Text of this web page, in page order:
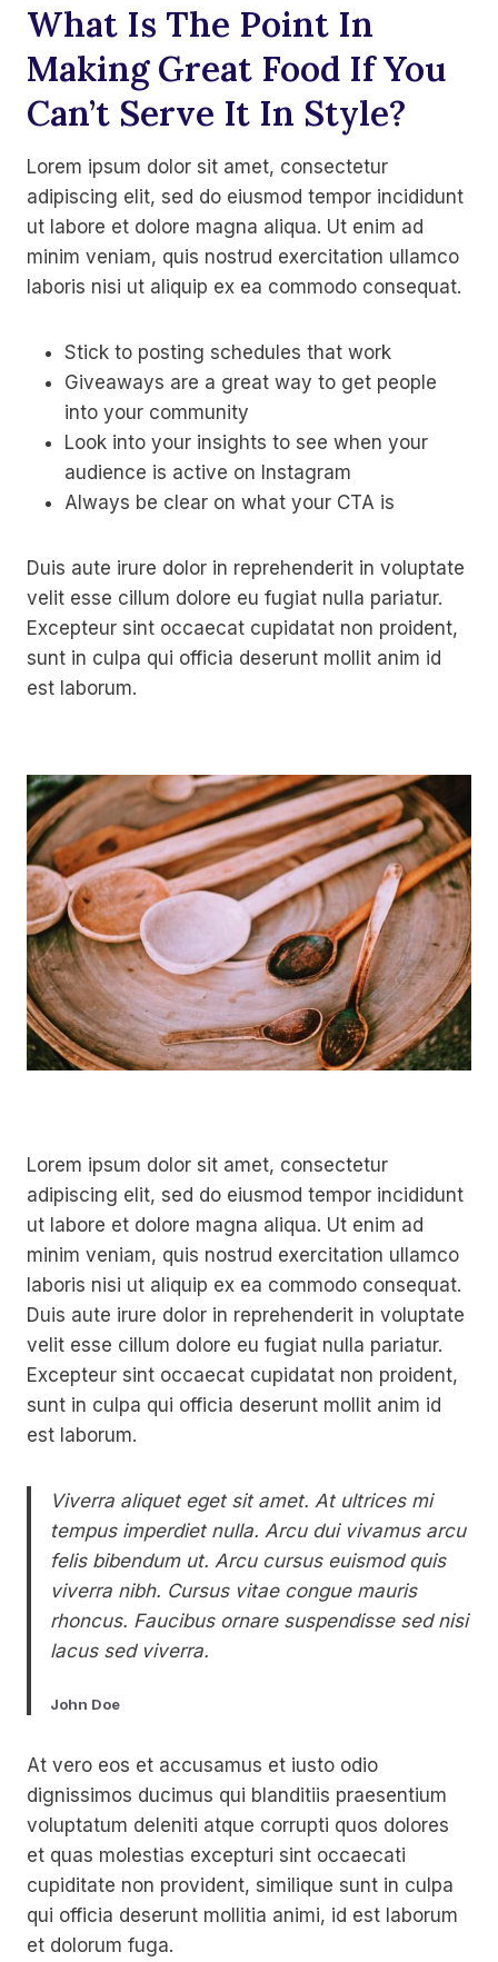
What Is The Point In
Making Great Food If You
Can’t Serve It In Style?
Lorem ipsum dolor sit amet, consectetur
adipiscing elit, sed do eiusmod tempor incididunt
ut labore et dolore magna aliqua. Ut enim ad
minim veniam, quis nostrud exercitation ullamco
laboris nisi ut aliquip ex ea commodo consequat.
Stick to posting schedules that work
Giveaways are a great way to get people
into your community
Look into your insights to see when your
audience is active on Instagram
Always be clear on what your CTA is
Duis aute irure dolor in reprehenderit in voluptate
velit esse cillum dolore eu fugiat nulla pariatur.
Excepteur sint occaecat cupidatat non proident,
sunt in culpa qui officia deserunt mollit anim id
est laborum.
Lorem ipsum dolor sit amet, consectetur
adipiscing elit, sed do eiusmod tempor incididunt
ut labore et dolore magna aliqua. Ut enim ad
minim veniam, quis nostrud exercitation ullamco
laboris nisi ut aliquip ex ea commodo consequat.
Duis aute irure dolor in reprehenderit in voluptate
velit esse cillum dolore eu fugiat nulla pariatur.
Excepteur sint occaecat cupidatat non proident,
sunt in culpa qui officia deserunt mollit anim id
est laborum.
Viverra aliquet eget sit amet. At ultrices mi
tempus imperdiet nulla. Arcu dui vivamus arcu
felis bibendum ut. Arcu cursus euismod quis
viverra nibh. Cursus vitae congue mauris
rhoncus. Faucibus ornare suspendisse sed nisi
lacus sed viverra.
John Doe
At vero eos et accusamus et iusto odio
dignissimos ducimus qui blanditiis praesentium
voluptatum deleniti atque corrupti quos dolores
et quas molestias excepturi sint occaecati
cupiditate non provident, similique sunt in culpa
qui officia deserunt mollitia animi, id est laborum
et dolorum fuga.